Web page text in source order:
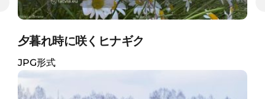
夕暮れ時に咲くヒナギク
JPG形式